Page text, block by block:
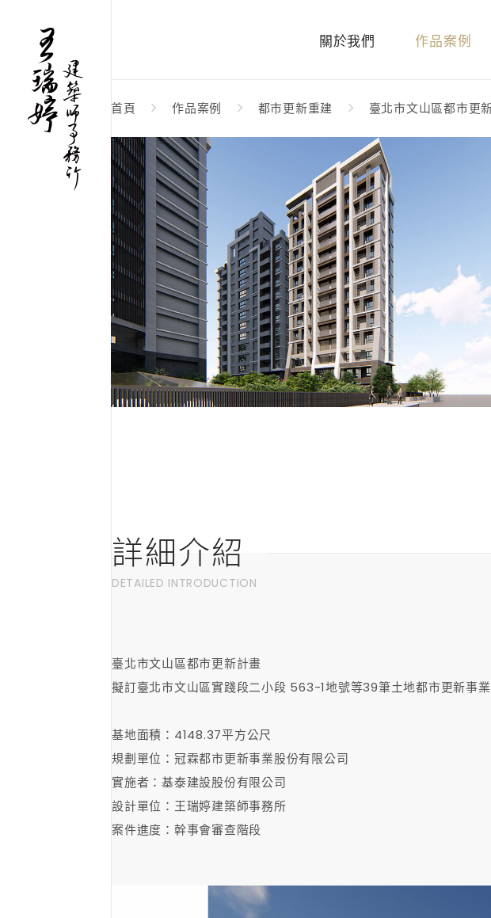
關於我們 作品案例
首頁 作品案例 都市更新重建 臺北市文山區都市更
詳細介紹
DETAILED INTRODUCTION
臺北市文山區都市更新計畫
擬訂臺北市文山區實踐段二小段 563-1地號等39筆土地都市更新事
基地面積：4148.37平方公尺
規劃單位：冠霖都市更新事業股份有限公司
實施者：基泰建設股份有限公司
設計單位：王瑞婷建築師事務所
案件進度：幹事會審查階段